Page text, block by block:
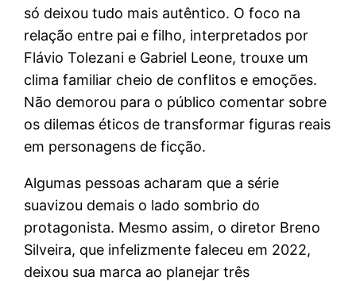
só deixou tudo mais autêntico. O foco na
relação entre pai e filho, interpretados por
Flávio Tolezani e Gabriel Leone, trouxe um
clima familiar cheio de conflitos e emoções.
Não demorou para o público comentar sobre
os dilemas éticos de transformar figuras reais
em personagens de ficção.
Algumas pessoas acharam que a série
suavizou demais o lado sombrio do
protagonista. Mesmo assim, o diretor Breno
Silveira, que infelizmente faleceu em 2022,
deixou sua marca ao planejar três